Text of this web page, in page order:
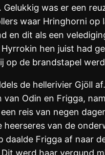
was er een
waar Hringhorni op
en dit als een
hen juist had
op de brandstapel
de hellerivier Gjöll
van Odin en Frigga,
reis van negen
heerseres van de
daalde Frigga af naar